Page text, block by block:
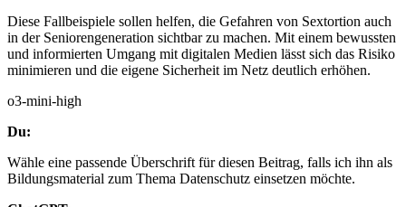
Diese Fallbeispiele sollen helfen, die Gefahren von Sextortion auch
in der Seniorengeneration sichtbar zu machen. Mit einem bewussten
und informierten Umgang mit digitalen Medien lässt sich das Risiko
minimieren und die eigene Sicherheit im Netz deutlich erhöhen.
o3-mini-high
Du:
Wähle eine passende Überschrift für diesen Beitrag, falls ich ihn als
Bildungsmaterial zum Thema Datenschutz einsetzen möchte.